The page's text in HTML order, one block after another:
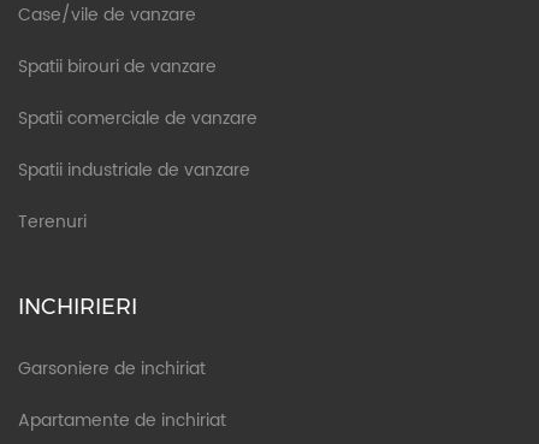
Case/vile de vanzare
Spatii birouri de vanzare
Spatii comerciale de vanzare
Spatii industriale de vanzare
Terenuri
INCHIRIERI
Garsoniere de inchiriat
Apartamente de inchiriat